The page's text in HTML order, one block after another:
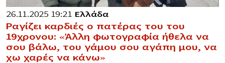
26.11.2025 19:21 Ελλάδα
Ραγίζει καρδιές ο πατέρας του του
19χρονου: «Άλλη φωτογραφία ήθελα να
σου βάλω, του γάμου σου αγάπη μου, να
χω χαρές να κάνω»